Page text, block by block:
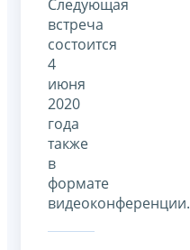
Следующая
встреча
состоится
4
июня
2020
года
также
в
формате
видеоконференции.